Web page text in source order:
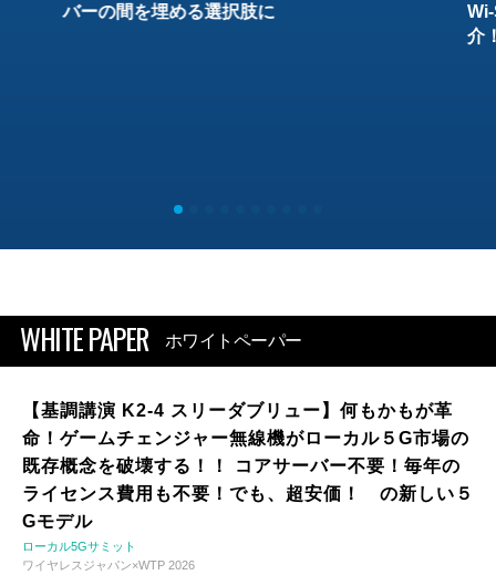
バーの間を埋める選択肢に
介
WHITE PAPER ホワイトペーパー
【基調講演 K2-4 スリーダブリュー】何もかもが革
命！ゲームチェンジャー無線機がローカル５G市場の
既存概念を破壊する！！ コアサーバー不要！毎年の
ライセンス費用も不要！でも、超安価！ の新しい５
Gモデル
ローカル5Gサミット
ワイヤレスジャパン×WTP 2026